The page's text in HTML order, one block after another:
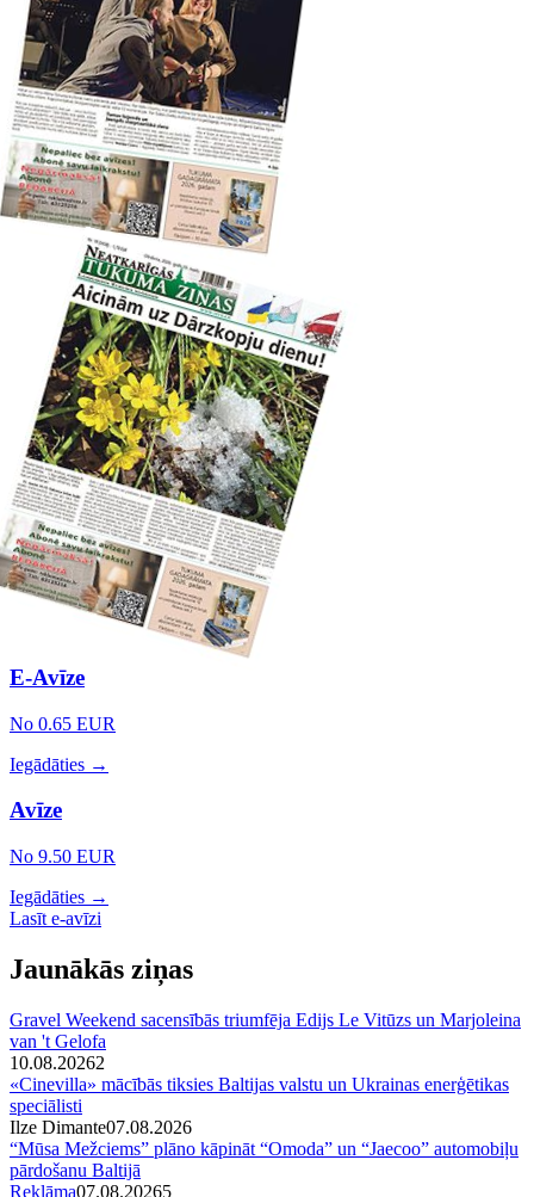
E-Avīze
No 0.65 EUR
Iegādāties →
Avīze
No 9.50 EUR
Iegādāties →
Lasīt e-avīzi
Jaunākās ziņas
Gravel Weekend sacensībās triumfēja Edijs Le Vitūzs un Marjoleina
van 't Gelofa
10.08.20262
«Cinevilla» mācībās tiksies Baltijas valstu un Ukrainas enerģētikas
speciālisti
Ilze Dimante07.08.2026
“Mūsa Mežciems” plāno kāpināt “Omoda” un “Jaecoo” automobiļu
pārdošanu Baltijā
Reklāma07.08.20265